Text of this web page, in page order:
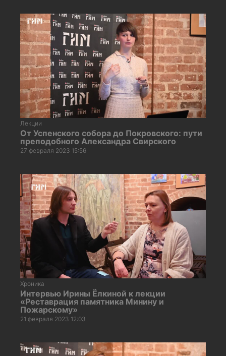
Лекции
От Успенского собора до Покровского: пути
преподобного Александра Свирского
27 февраля 2023 15:56
Хроника
Интервью Ирины Ёлкиной к лекции
«Реставрация памятника Минину и
Пожарскому»
21 февраля 2023 12:03